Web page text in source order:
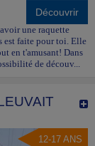
Découvrir
une raquette
est faite pour toi. Elle
en t'amusant! Dans
de découv...
12-17 ANS